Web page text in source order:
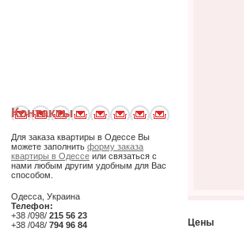
Контакты
Для заказа квартиры в Одессе Вы
можете заполнить форму заказа
квартиры в Одессе или связаться с
нами любым другим удобным для Вас
способом.
Одесса, Украина
Телефон:
+38 /098/ 215 56 23
+38 /048/ 794 96 84 Цены